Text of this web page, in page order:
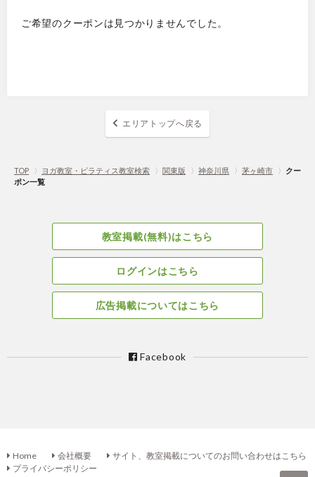
ご希望のクーポンは見つかりませんでした。
エリアトップへ戻る
TOP 〉 ヨガ教室・ピラティス教室検索 〉 関東版 〉 神奈川県 〉 茅ヶ崎市 〉 クー
ポン一覧
教室掲載(無料)はこちら
ログインはこちら
広告掲載についてはこちら
Facebook
Home 会社概要
サイト、教室掲載についてのお問い合わせはこちら
プライバシーポリシー